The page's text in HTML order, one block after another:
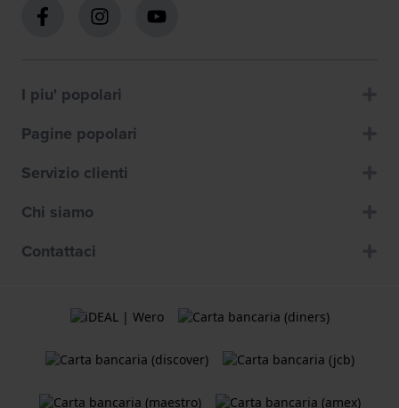
I piu' popolari
Pagine popolari
Servizio clienti
Chi siamo
Contattaci